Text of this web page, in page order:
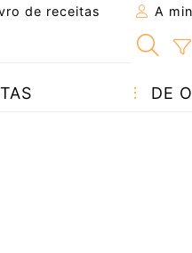
de receitas A
DE